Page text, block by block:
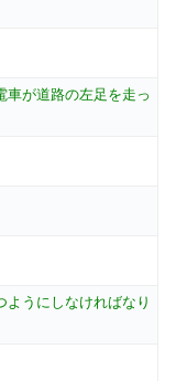
車が道路の左足を走っ
うにしなければなり